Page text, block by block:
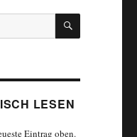
SUCHEN
LESEN
Eintrag oben.